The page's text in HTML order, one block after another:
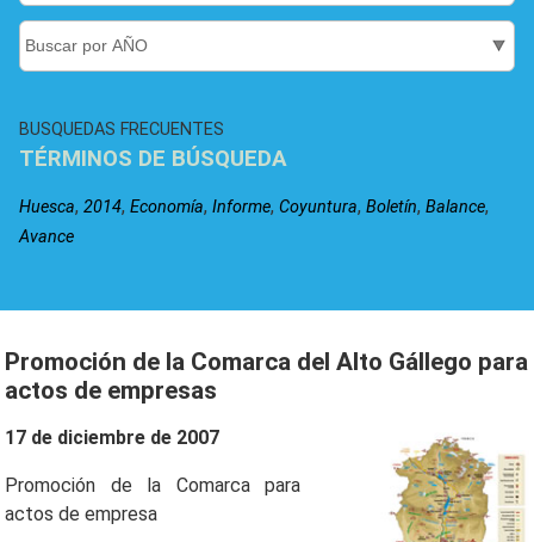
BUSQUEDAS FRECUENTES
TÉRMINOS DE BÚSQUEDA
Huesca, 2014, Economía, Informe, Coyuntura, Boletín, Balance,
Avance
Promoción de la Comarca del Alto Gállego para
actos de empresas
17 de diciembre de 2007
Promoción de la Comarca para
actos de empresa